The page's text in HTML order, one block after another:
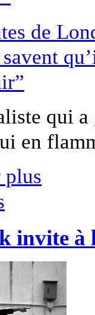
qui a
en
plus
invite à